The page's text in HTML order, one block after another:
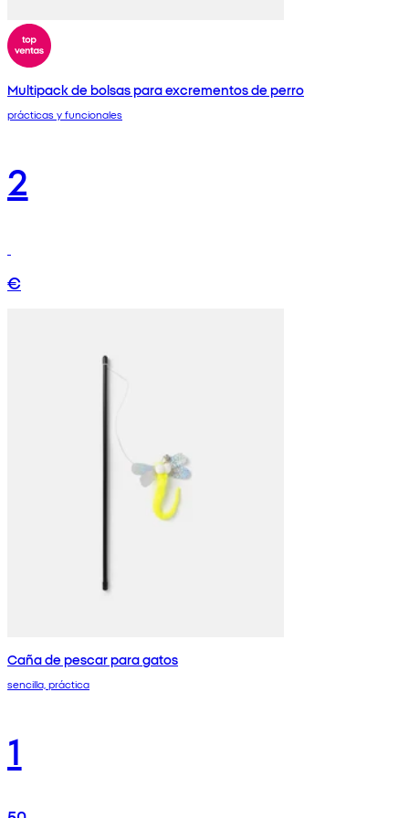
Multipack de bolsas para excrementos de perro
prácticas y funcionales
2
€
Caña de pescar para gatos
sencilla, práctica
1